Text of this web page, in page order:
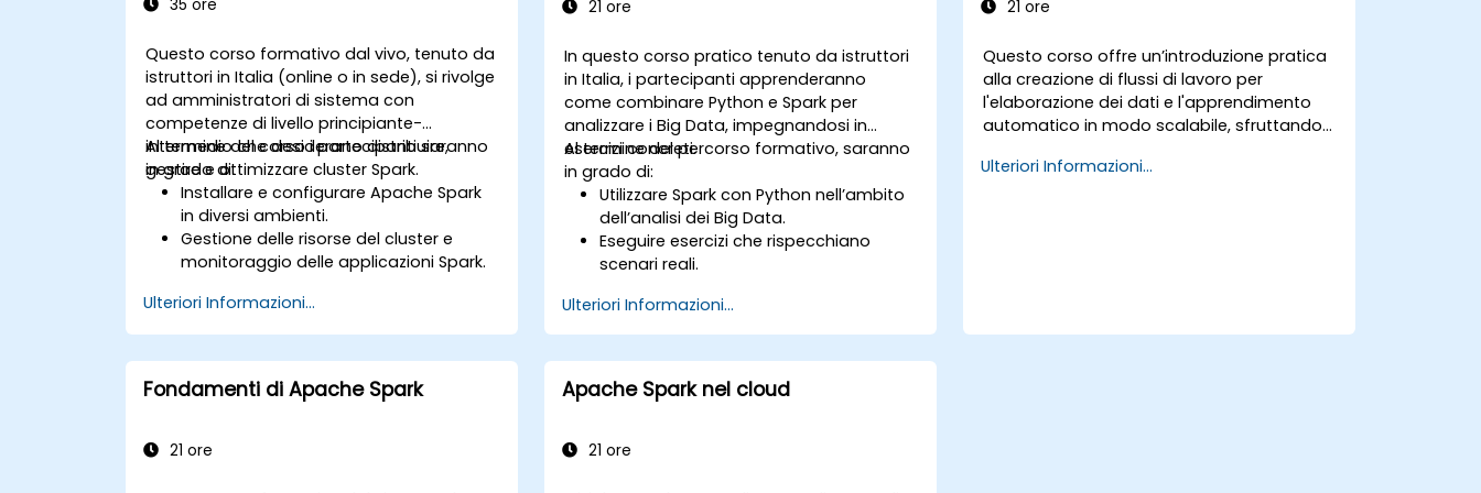
35 ore
Questo corso formativo dal vivo, tenuto da
istruttori in Italia (online o in sede), si rivolge
ad amministratori di sistema con
competenze di livello principiante-
intermedio che desiderano distribuire,
gestire e ottimizzare cluster Spark.
Al termine del corso i partecipanti saranno
in grado di:
Installare e configurare Apache Spark
in diversi ambienti.
Gestione delle risorse del cluster e
monitoraggio delle applicazioni Spark.
cluster Spark.
Implementazione di misure di sicurezza
Risoluzione dei problemi più comuni
legati a Spark.
Ulteriori Informazioni...
21 ore
In questo corso pratico tenuto da istruttori
in Italia, i partecipanti apprenderanno
come combinare Python e Spark per
analizzare i Big Data, impegnandosi in
esercizi concreti.
Al termine del percorso formativo, saranno
in grado di:
Utilizzare Spark con Python nell’ambito
dell’analisi dei Big Data.
Eseguire esercizi che rispecchiano
scenari reali.
per l’elaborazione dei dati grazie a
PySpark.
Ulteriori Informazioni...
21 ore
Questo corso offre un’introduzione pratica
alla creazione di flussi di lavoro per
l'elaborazione dei dati e l'apprendimento
automatico in modo scalabile, sfruttando
conoscenze su come Apache Spark si
Ulteriori Informazioni...
Fondamenti di Apache Spark
21 ore
Apache Spark nel cloud
21 ore